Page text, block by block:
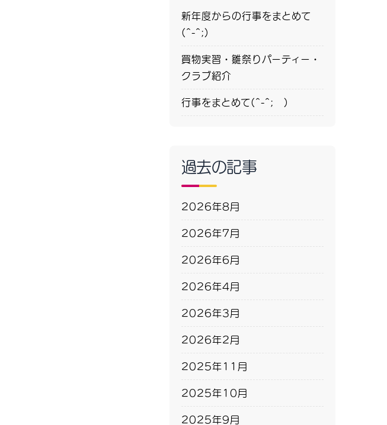
新年度からの行事をまとめて
(^-^;)
買物実習・雛祭りパーティー・
クラブ紹介
行事をまとめて(^-^; )
過去の記事
2026年8月
2026年7月
2026年6月
2026年4月
2026年3月
2026年2月
2025年11月
2025年10月
2025年9月